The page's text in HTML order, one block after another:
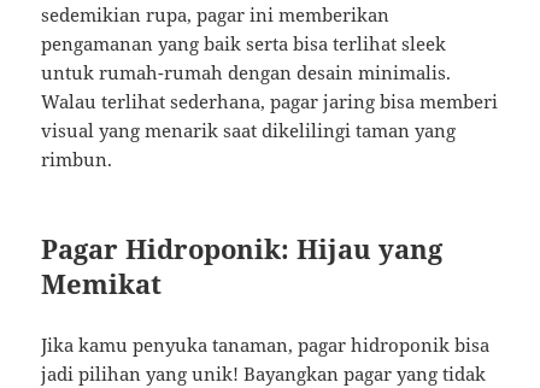
sedemikian rupa, pagar ini memberikan
pengamanan yang baik serta bisa terlihat sleek
untuk rumah-rumah dengan desain minimalis.
Walau terlihat sederhana, pagar jaring bisa memberi
visual yang menarik saat dikelilingi taman yang
rimbun.
Pagar Hidroponik: Hijau yang
Memikat
Jika kamu penyuka tanaman, pagar hidroponik bisa
jadi pilihan yang unik! Bayangkan pagar yang tidak